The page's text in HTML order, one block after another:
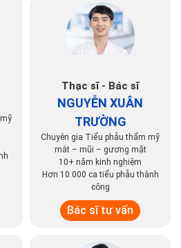
Thạc sĩ - Bác sĩ
NGUYỄN XUÂN
TRƯỜNG
Chuyên gia Tiểu phẫu thẩm mỹ
mắt – mũi – gương mặt
10+ năm kinh nghiệm
Hơn 10.000 ca tiểu phẫu thành
công
Bác sĩ tư vấn